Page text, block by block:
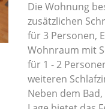
Die Wohnung
zusätzlichen
für 3 Personen,
Wohnraum mit
für 1 - 2
weiteren
Neben dem